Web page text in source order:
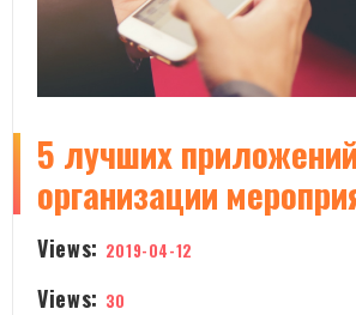
5 лучших
организации
Views: 2019-04-12
Views: 30